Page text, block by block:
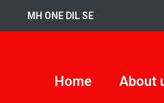
MH ONE DIL SE
Home About